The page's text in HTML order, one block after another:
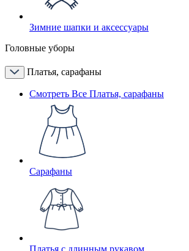
Зимние шапки и аксессуары
Головные уборы
Платья, сарафаны
Смотреть Все Платья, сарафаны
Сарафаны
Платья с длинным рукавом